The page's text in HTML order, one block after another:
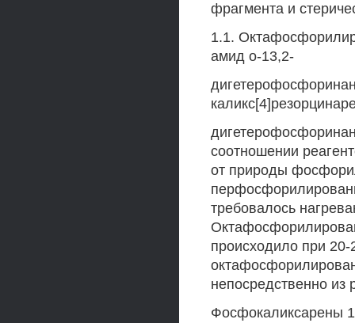
фрагмента и
1.1.
амид о-13,2-
соотношении
от природы
требовалось
происходило при
непосредственно из
Фосфокаликсарены